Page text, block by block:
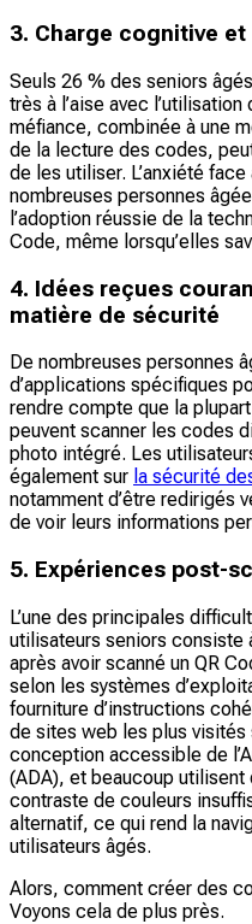
3. Charge cognitive
Seuls 26 % des seniors
très à l’aise avec
méfiance, combinée à une
de la lecture des codes,
de les utiliser. L’anxiété
nombreuses personnes
l’adoption réussie de la
Code, même lorsqu’elles
4. Idées reçues
matière de sécurité
De nombreuses personnes
d’applications spécifiques
rendre compte que la
peuvent scanner les codes
photo intégré. Les
également sur la sécurité
notamment d’être redirigés
de voir leurs informations
5. Expériences post-
L’une des principales
utilisateurs seniors consiste
après avoir scanné un QR
selon les systèmes
fourniture d’instructions
de sites web les plus
conception accessible de
(ADA), et beaucoup
contraste de couleurs
alternatif, ce qui rend la
utilisateurs âgés.
Alors, comment créer des
Voyons cela de plus près.